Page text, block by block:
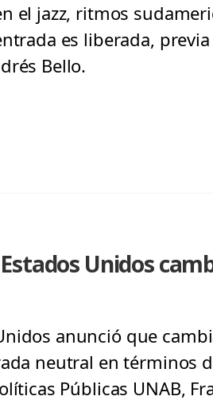
el jazz, ritmos
es liberada,
Bello.
Unidos
anunció que
neutral en términos
Públicas UNAB,